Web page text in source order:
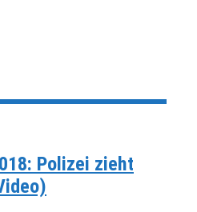
Polizei zieht